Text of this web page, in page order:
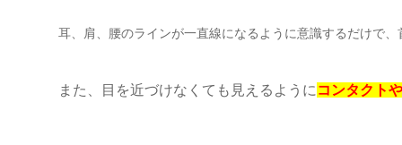
耳、肩、腰のラインが一直線になるように意識するだけで
また、目を近づけなくても見えるように コンタクト